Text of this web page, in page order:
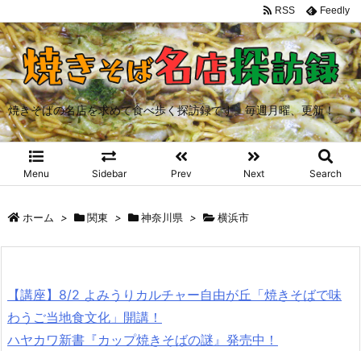
焼きそばの名店を求めて食べ歩く探訪録です。毎週月曜、更新！
Menu Sidebar Prev Next Search
RSS Feedly
ホーム > 関東 > 神奈川県 > 横浜市
【講座】8/2 よみうりカルチャー自由が丘「焼きそばで味
わうご当地食文化」開講！
ハヤカワ新書『カップ焼きそばの謎』発売中！